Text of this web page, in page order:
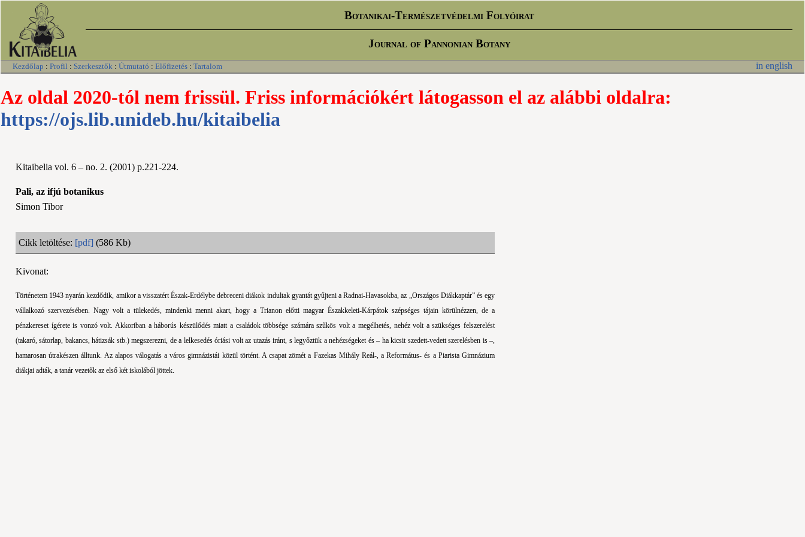
Botanikai-Természetvédelmi Folyóirat
Journal of Pannonian Botany
Kezdőlap : Profil : Szerkesztők : Útmutató : Előfizetés : Tartalom in english
Az oldal 2020-tól nem frissül. Friss információkért látogasson el az alábbi oldalra:
https://ojs.lib.unideb.hu/kitaibelia
Kitaibelia vol. 6 – no. 2. (2001) p.221-224.
Pali, az ifjú botanikus
Simon Tibor
Cikk letöltése: [pdf] (586 Kb)
Kivonat:
Történetem 1943 nyarán kezdődik, amikor a visszatért Észak-Erdélybe debreceni diákok indultak gyantát gyűjteni a Radnai-Havasokba, az „Országos Diákkaptár” és egy
vállalkozó szervezésében. Nagy volt a tülekedés, mindenki menni akart, hogy a Trianon előtti magyar Északkeleti-Kárpátok szépséges tájain körülnézzen, de a
pénzkereset ígérete is vonzó volt. Akkoriban a háborús készülődés miatt a családok többsége számára szűkös volt a megélhetés, nehéz volt a szükséges felszerelést
(takaró, sátorlap, bakancs, hátizsák stb.) megszerezni, de a lelkesedés óriási volt az utazás iránt, s legyőztük a nehézségeket és – ha kicsit szedett-vedett szerelésben is –,
hamarosan útrakészen álltunk. Az alapos válogatás a város gimnázistái közül történt. A csapat zömét a Fazekas Mihály Reál-, a Református- és a Piarista Gimnázium
diákjai adták, a tanár vezetők az első két iskolából jöttek.